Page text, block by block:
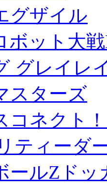
グザイル
ボット大
グレイレ
スターズ
コネクト
ティーダ
ールZド